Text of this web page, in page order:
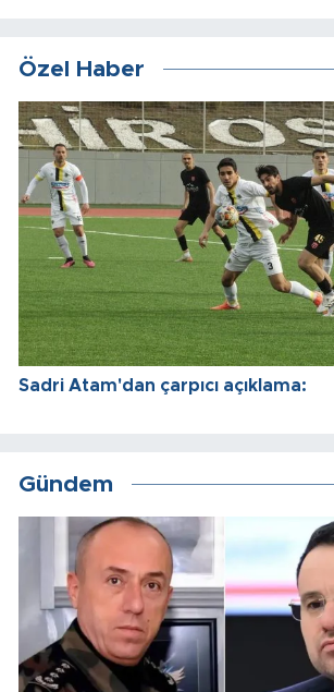
Özel Haber
Sadri Atam'dan çarpıcı açıklama:
Gündem